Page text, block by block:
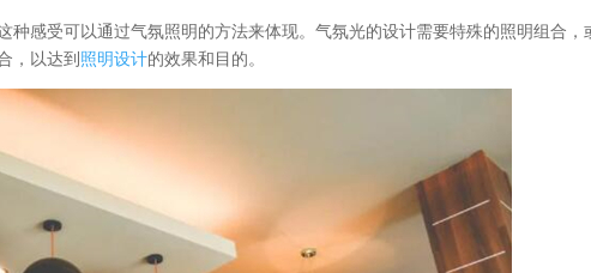
种感受可以通过气氛照明的方法来体现。气氛光的设计需要特殊的照明组合，
，以达到照明设计的效果和目的。